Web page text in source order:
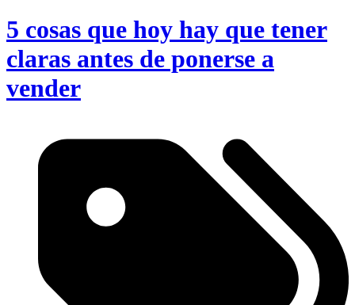
5 cosas que hoy hay que tener
claras antes de ponerse a
vender